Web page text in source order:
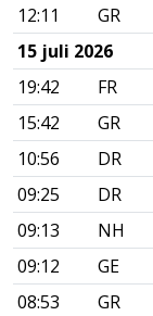
12:11
GR
15 juli 2026
19:42
FR
15:42
GR
10:56
DR
09:25
DR
09:13
NH
09:12
GE
08:53
GR